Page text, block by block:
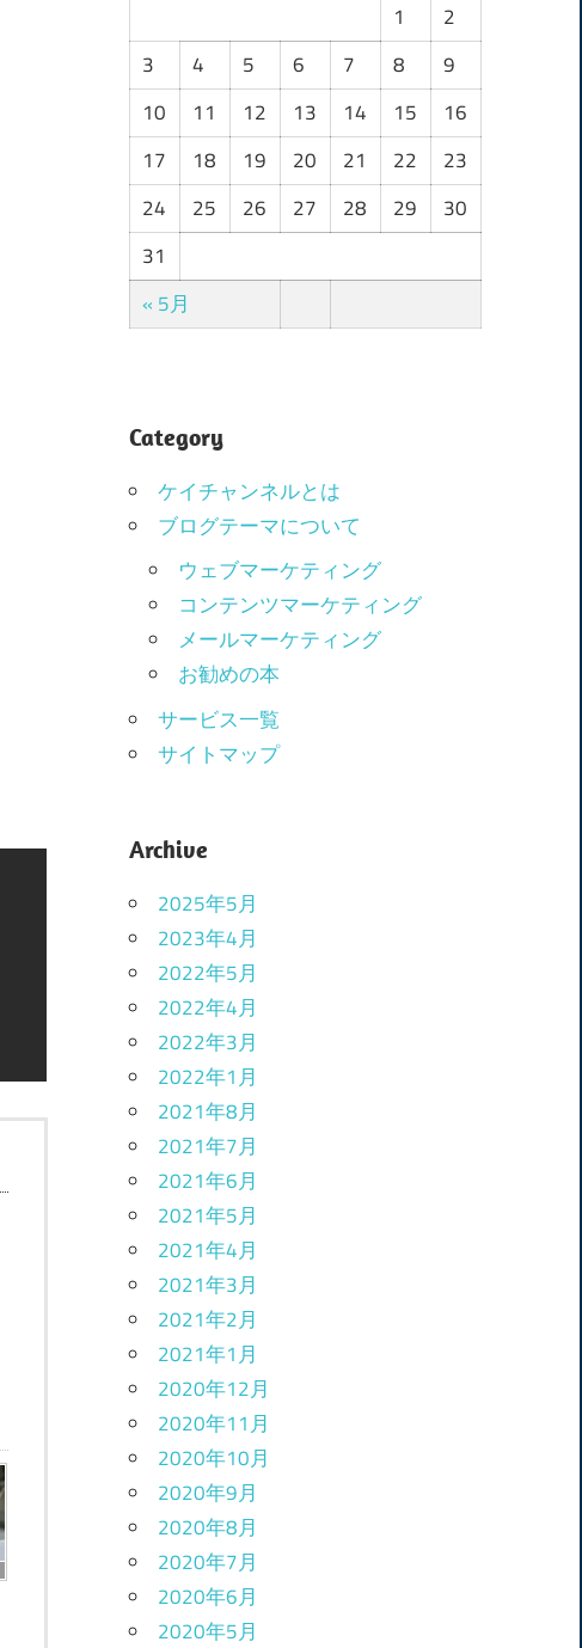
« 5月
1
2
3
4 5 6 7 8
9
10
11 12 13 14 15
16
17
18 19 20 21 22
23
24
25 26 27 28 29
30
31
Category
ケイチャンネルとは
ブログテーマについて
ウェブマーケティング
コンテンツマーケティング
メールマーケティング
お勧めの本
サービス一覧
サイトマップ
Archive
2025年5月
2023年4月
2022年5月
2022年4月
2022年3月
2022年1月
2021年8月
2021年7月
2021年6月
2021年5月
2021年4月
2021年3月
2021年2月
2021年1月
2020年12月
2020年11月
2020年10月
2020年9月
2020年8月
2020年7月
2020年6月
2020年5月